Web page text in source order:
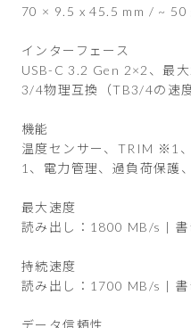
70 × 9.5 x 45.5 mm / ~ 50
インターフェース
USB-C 3.2 Gen 2×2、最
3/4物理互換（TB3/4の速
機能
温度センサー、TRIM ※1
1、電力管理、過負荷保護
最大速度
読み出し：1800 MB/s |
持続速度
読み出し：1700 MB/s |
データ信頼性